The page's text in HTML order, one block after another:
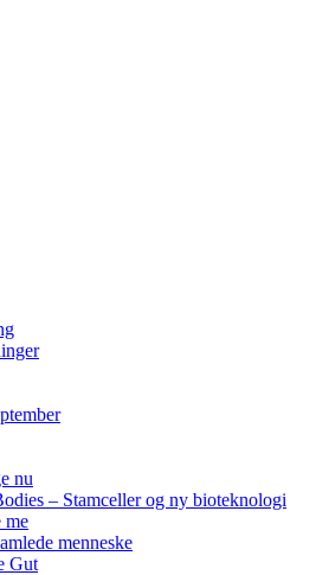
nu
– Stamceller og ny bioteknologi
me
menneske
Gut